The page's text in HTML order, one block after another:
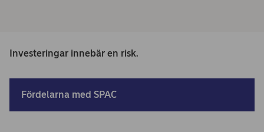
Investeringar innebär en risk.
Fördelarna med SPAC